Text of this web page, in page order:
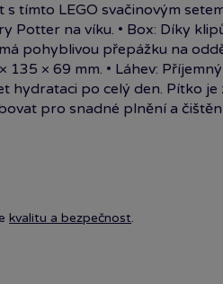
s tímto LEGO svačinovým
Potter na víku. • Box: Díky
pohyblivou přepážku na
135 × 69 mm. • Láhev:
hydrataci po celý den. Pítko
pro snadné plnění a
A (BPA) ani ftaláty. Bez
kvalitu a bezpečnost.